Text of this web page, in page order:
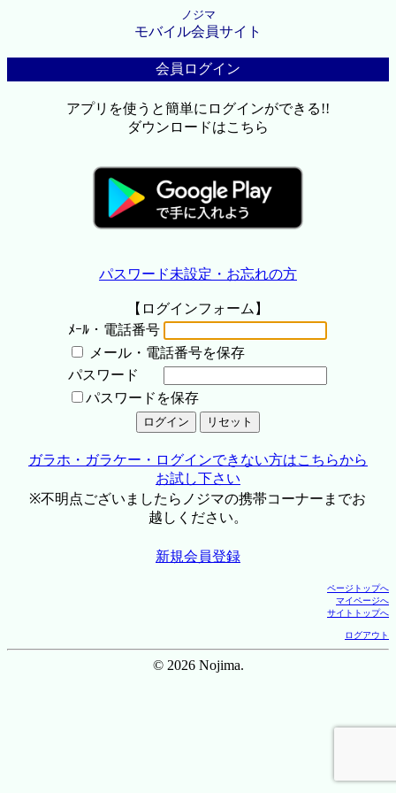
ノジマ
モバイル会員サイト
会員ログイン
アプリを使うと簡単にログインができる!!
ダウンロードはこちら
パスワード未設定・お忘れの方
【ログインフォーム】
ﾒｰﾙ・電話番号
メール・電話番号を保存
パスワード
パスワードを保存
ガラホ・ガラケー・ログインできない方はこちらから
お試し下さい
※不明点ございましたらノジマの携帯コーナーまでお
越しください。
新規会員登録
ページトップへ
マイページへ
サイトトップへ
ログアウト
© 2026 Nojima.